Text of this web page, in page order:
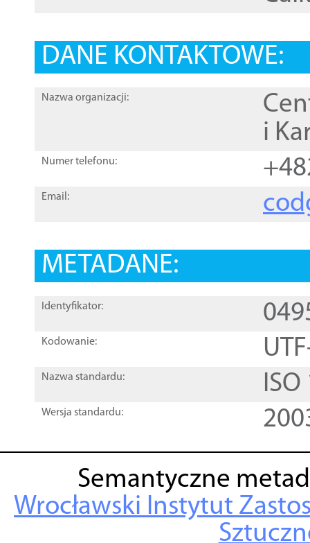
DANE KONTAKTOWE:
Nazwa organizacji:
i
Numer telefonu:
Email:
METADANE:
Identyfikator:
Kodowanie:
Nazwa standardu:
Wersja standardu:
Semantyczne
Wrocławski Instytut